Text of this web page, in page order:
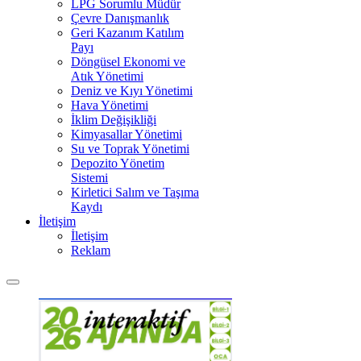
LPG Sorumlu Müdür
Çevre Danışmanlık
Geri Kazanım Katılım
Payı
Döngüsel Ekonomi ve
Atık Yönetimi
Deniz ve Kıyı Yönetimi
Hava Yönetimi
İklim Değişikliği
Kimyasallar Yönetimi
Su ve Toprak Yönetimi
Depozito Yönetim
Sistemi
Kirletici Salım ve Taşıma
Kaydı
İletişim
İletişim
Reklam